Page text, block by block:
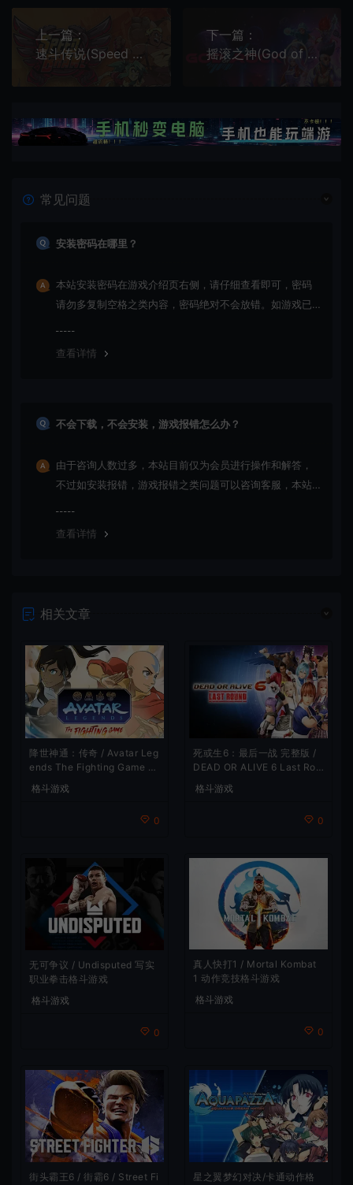
上一篇：
速斗传说(Speed Brawl)简中|PC|FTG|快节奏2D格斗竞速游戏
下一篇：
摇滚之神(God of Rock)简中|PC|FTG|音乐节奏格斗游戏
常见问题
安装密码在哪里？
本站安装密码在游戏介绍页右侧，请仔细查看即可，密码
请勿多复制空格之类内容，密码绝对不会放错。如游戏已
查看详情
不会下载，不会安装，游戏报错怎么办？
由于咨询人数过多，本站目前仅为会员进行操作和解答，
不过如安装报错，游戏报错之类问题可以咨询客服，本站
查看详情
相关文章
降世神通：传奇 / Avatar Leg
ends The Fighting Game 卡
格斗游戏
0
死或生6：最后一战 完整版 /
DEAD OR ALIVE 6 Last Rou
格斗游戏
0
无可争议 / Undisputed 写实
职业拳击格斗游戏
格斗游戏
0
真人快打1 / Mortal Kombat
1 动作竞技格斗游戏
格斗游戏
0
街头霸王6 / 街霸6 / Street Fi
星之翼梦幻对决/卡通动作格